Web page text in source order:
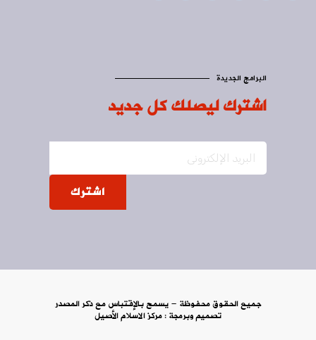
البرامج الجديدة
اشترك ليصلك كل جديد
اشترك
جميع الحقوق محفوظة - يسمح بالإقتباس مع ذكر المصدر
تصميم وبرمجة :مركز الاسلام الأصيل